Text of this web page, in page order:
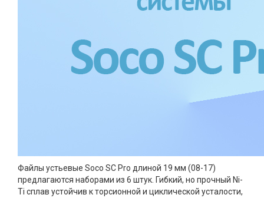
Файлы устьевые Soco SC Pro длиной 19 мм (08-17)
предлагаются наборами из 6 штук. Гибкий, но прочный Ni-
Ti сплав устойчив к торсионной и циклической усталости,